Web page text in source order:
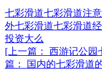
七彩滑道七彩滑道注
外七彩滑道七彩滑道
投资大么
[上一篇： 西游记公园
篇： 国内的七彩滑道